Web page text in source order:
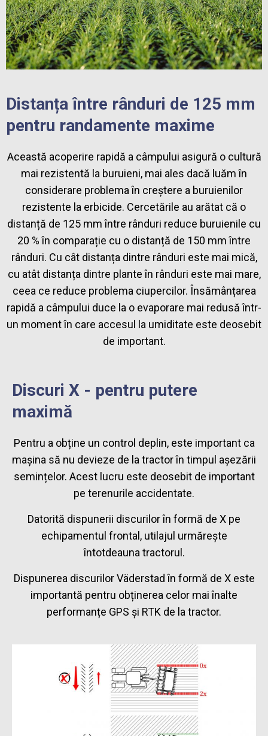
Distanța între rânduri de 125 mm
pentru randamente maxime
Această acoperire rapidă a câmpului asigură o cultură
mai rezistentă la buruieni, mai ales dacă luăm în
considerare problema în creștere a buruienilor
rezistente la erbicide. Cercetările au arătat că o
distanță de 125 mm între rânduri reduce buruienile cu
20 % în comparație cu o distanță de 150 mm între
rânduri. Cu cât distanța dintre rânduri este mai mică,
cu atât distanța dintre plante în rânduri este mai mare,
ceea ce reduce problema ciupercilor. Însămânțarea
rapidă a câmpului duce la o evaporare mai redusă într-
un moment în care accesul la umiditate este deosebit
de important.
Discuri X - pentru putere
maximă
Pentru a obține un control deplin, este important ca
mașina să nu devieze de la tractor în timpul așezării
semințelor. Acest lucru este deosebit de important
pe terenurile accidentate.
Datorită dispunerii discurilor în formă de X pe
echipamentul frontal, utilajul urmărește
întotdeauna tractorul.
Dispunerea discurilor Väderstad în formă de X este
importantă pentru obținerea celor mai înalte
performanțe GPS și RTK de la tractor.